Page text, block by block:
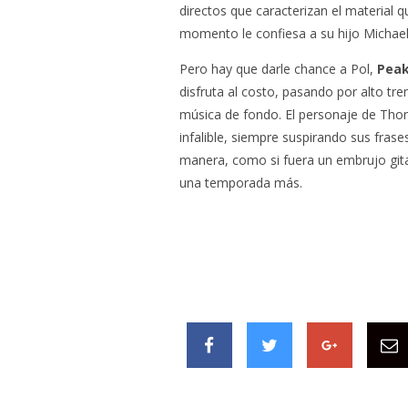
directos que caracterizan el material
momento le confiesa a su hijo
Pero hay que darle chance a Pol,
disfruta al costo, pasando por alto
música de fondo. El personaje de
infalible, siempre suspirando sus
manera, como si fuera un embrujo
una temporada más.